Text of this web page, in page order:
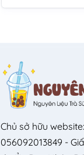
Chủ sở hữu
056092013849 -